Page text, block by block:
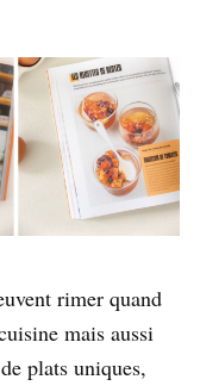
rimer quand
mais aussi
plats uniques,